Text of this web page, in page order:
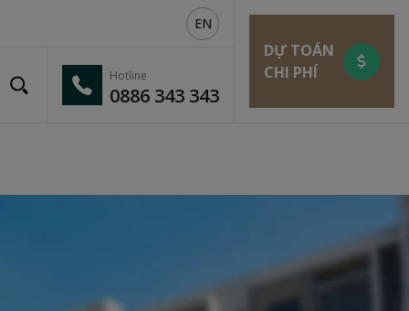
EN
Hotline
0886 343 343
DỰ TOÁN
CHI PHÍ